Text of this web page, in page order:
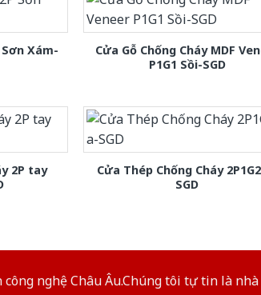
Sơn Xám-
Cửa Gỗ Chống Cháy MDF
P1G1 Sồi-SGD
2P tay
Cửa Thép Chống Cháy
SGD
nghệ Châu Âu.Chúng tôi tự tin là